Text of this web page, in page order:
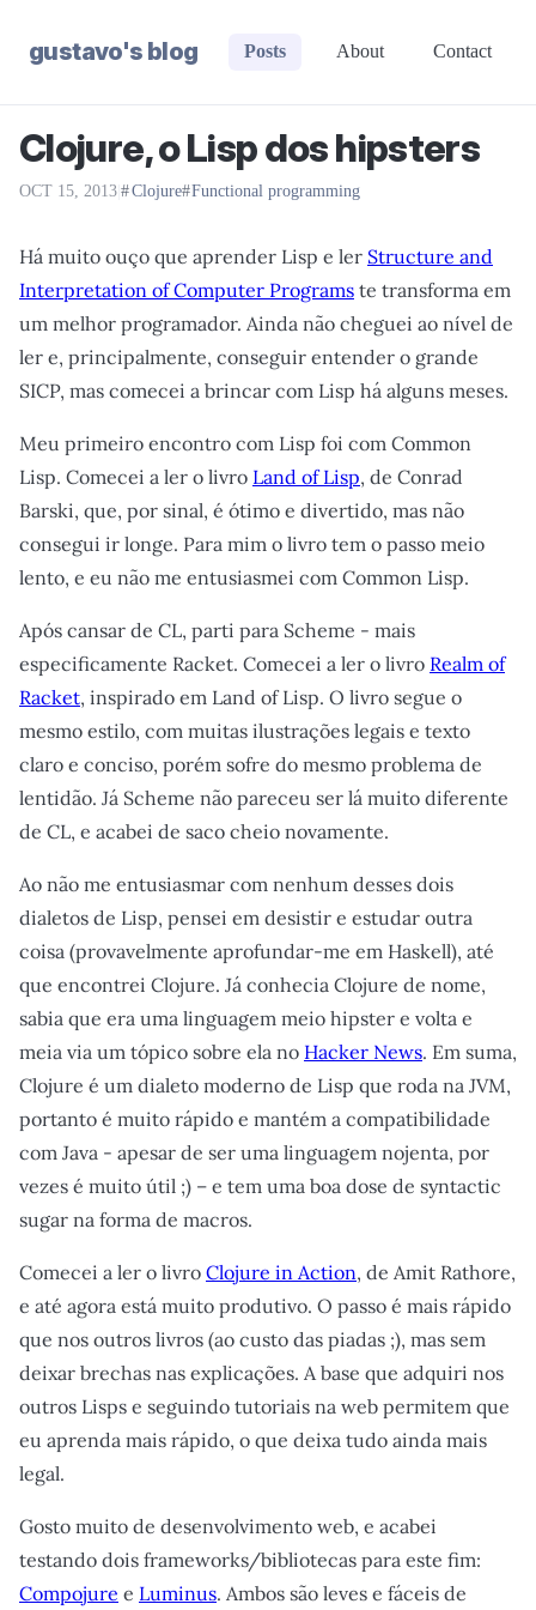
gustavo's blog Posts About Contact
Clojure, o Lisp dos hipsters
OCT 15, 2013 Clojure Functional programming
Há muito ouço que aprender Lisp e ler Structure and
Interpretation of Computer Programs te transforma em
um melhor programador. Ainda não cheguei ao nível de
ler e, principalmente, conseguir entender o grande
SICP, mas comecei a brincar com Lisp há alguns meses.
Meu primeiro encontro com Lisp foi com Common
Lisp. Comecei a ler o livro Land of Lisp, de Conrad
Barski, que, por sinal, é ótimo e divertido, mas não
consegui ir longe. Para mim o livro tem o passo meio
lento, e eu não me entusiasmei com Common Lisp.
Após cansar de CL, parti para Scheme - mais
especificamente Racket. Comecei a ler o livro Realm of
Racket, inspirado em Land of Lisp. O livro segue o
mesmo estilo, com muitas ilustrações legais e texto
claro e conciso, porém sofre do mesmo problema de
lentidão. Já Scheme não pareceu ser lá muito diferente
de CL, e acabei de saco cheio novamente.
Ao não me entusiasmar com nenhum desses dois
dialetos de Lisp, pensei em desistir e estudar outra
coisa (provavelmente aprofundar-me em Haskell), até
que encontrei Clojure. Já conhecia Clojure de nome,
sabia que era uma linguagem meio hipster e volta e
meia via um tópico sobre ela no Hacker News. Em suma,
Clojure é um dialeto moderno de Lisp que roda na JVM,
portanto é muito rápido e mantém a compatibilidade
com Java - apesar de ser uma linguagem nojenta, por
vezes é muito útil ;) – e tem uma boa dose de syntactic
sugar na forma de macros.
Comecei a ler o livro Clojure in Action, de Amit Rathore,
e até agora está muito produtivo. O passo é mais rápido
que nos outros livros (ao custo das piadas ;), mas sem
deixar brechas nas explicações. A base que adquiri nos
outros Lisps e seguindo tutoriais na web permitem que
eu aprenda mais rápido, o que deixa tudo ainda mais
legal.
Gosto muito de desenvolvimento web, e acabei
testando dois frameworks/bibliotecas para este fim:
Compojure e Luminus. Ambos são leves e fáceis de